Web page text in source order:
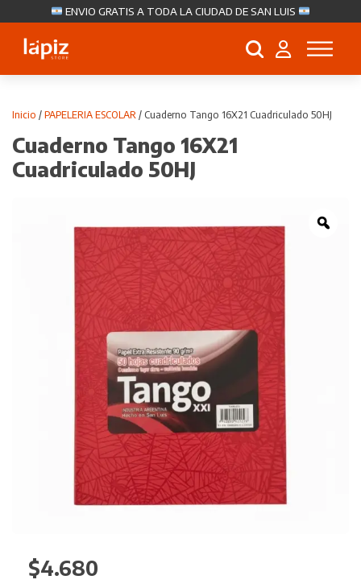
ENVIO GRATIS A TODA LA CIUDAD DE SAN LUIS
Búsqueda
Inicio / PAPELERIA ESCOLAR / Cuaderno Tango 16X21 Cuadriculado 50HJ
Cuaderno Tango 16X21
Cuadriculado 50HJ
$4.680